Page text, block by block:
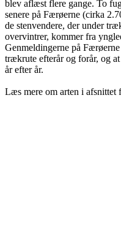
blev aflæst flere gange. To
senere på Færøerne (cirka
de stenvendere, der under
overvintrer, kommer fra
Genmeldingerne på
trækrute efterår og forår, og
år efter år.
Læs mere om arten i afsnittet